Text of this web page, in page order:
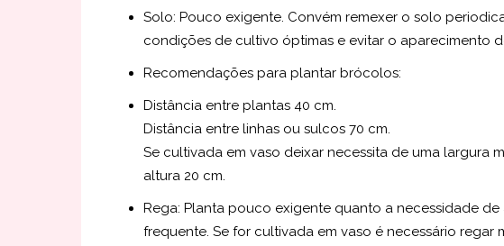
Solo: Pouco exigente. Convém remexer o solo
condições de cultivo óptimas e evitar o aparecimento
Recomendações para plantar brócolos:
Distância entre plantas 40 cm.
Distância entre linhas ou sulcos 70 cm.
Se cultivada em vaso deixar necessita de uma largura
altura 20 cm.
Rega: Planta pouco exigente quanto a necessidade
frequente. Se for cultivada em vaso é necessário regar